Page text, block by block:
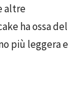
altre
ha ossa del
più leggera e